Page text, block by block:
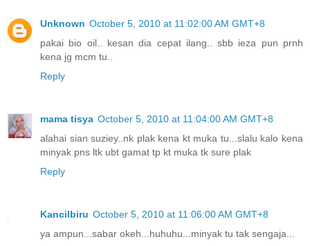
Unknown October 5, 2010 at 11:02:00 AM GMT+8
pakai bio oil.. kesan dia cepat ilang.. sbb ieza pun prnh
kena jg mcm tu..
Reply
mama tisya October 5, 2010 at 11:04:00 AM GMT+8
alahai sian suziey..nk plak kena kt muka tu...slalu kalo kena
minyak pns ltk ubt gamat tp kt muka tk sure plak
Reply
Kancilbiru October 5, 2010 at 11:06:00 AM GMT+8
ya ampun...sabar okeh...huhuhu...minyak tu tak sengaja...